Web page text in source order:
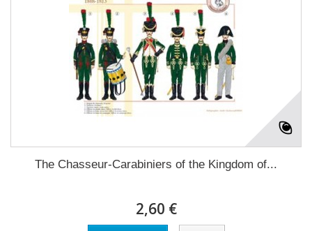
The Chasseur-Carabiniers of the Kingdom of...
2,60 €